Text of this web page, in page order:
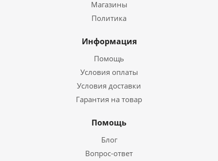
Магазины
Политика
Информация
Помощь
Условия оплаты
Условия доставки
Гарантия на товар
Помощь
Блог
Вопрос-ответ